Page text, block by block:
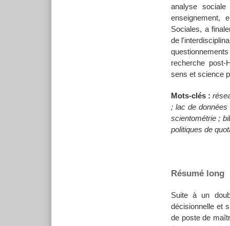
analyse
enseignement,
Sociales, a
de
recherche post-
sens et science
Mots-clés :
; lac de
scientométrie ;
politiques de
Résumé long
Suite à un
décisionnelle et
de poste de